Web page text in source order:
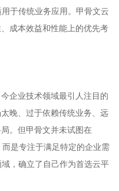
于传统业务应用。甲骨文云
成本效益和性能上的优先考
企业技术领域最引人注目的
晚、过于依赖传统业务、远
。但甲骨文并未试图在
是专注于满足特定的企业需
，确立了自己作为首选云平